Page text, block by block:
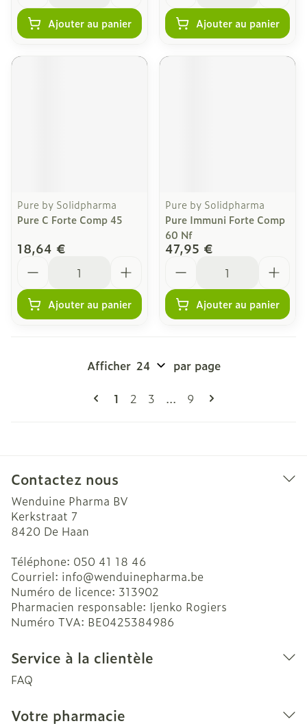
Ajouter au panier Ajouter au panier
Pure by Solidpharma
Pure C Forte Comp 45
18,64 €
Ajouter au panier
Pure by Solidpharma
Pure Immuni Forte Comp
60 Nf
47,95 €
Ajouter au panier
Pages
Vous lisez actuellement la page
1 Page
2 Page
3 ... Page
9
Afficher par page
Contactez nous
Wenduine Pharma BV
Kerkstraat 7
8420 De Haan
Téléphone: 050 41 18 46
Courriel: info@wenduinepharma.be
Numéro de licence: 313902
Pharmacien responsable: Ijenko Rogiers
Numéro TVA: BE0425384986
Service à la clientèle
FAQ
Votre pharmacie